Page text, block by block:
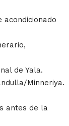
acondicionado
de Yala.
Minneriya.
antes de la